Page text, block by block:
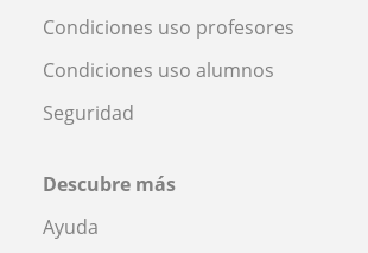
Condiciones uso profesores
Condiciones uso alumnos
Seguridad
Descubre más
Ayuda